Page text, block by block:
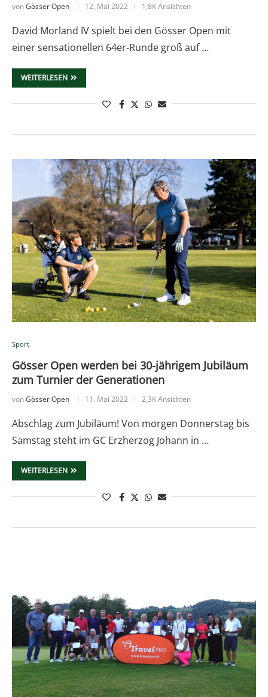
vonGösser Open 12. Mai 2022 1,8K Ansichten
David Morland IV spielt bei den Gösser Open mit
einer sensationellen 64er-Runde groß auf …
WEITERLESEN
Sport
Gösser Open werden bei 30-jährigem Jubiläum
zum Turnier der Generationen
vonGösser Open 11. Mai 2022 2,3K Ansichten
Abschlag zum Jubiläum! Von morgen Donnerstag bis
Samstag steht im GC Erzherzog Johann in …
WEITERLESEN